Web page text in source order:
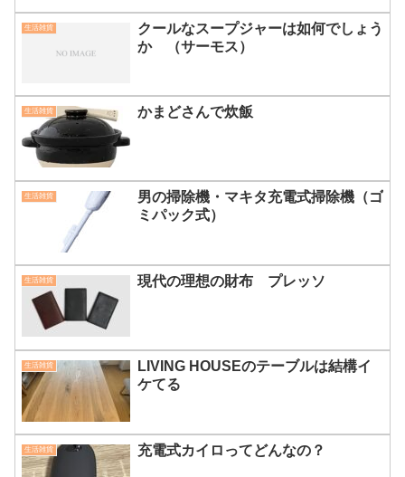
生活雑貨
クールなスープジャーは如何でしょう
か （サーモス）
生活雑貨 かまどさんで炊飯
生活雑貨
男の掃除機・マキタ充電式掃除機（ゴ
ミパック式）
生活雑貨 現代の理想の財布 プレッソ
生活雑貨
LIVING HOUSEのテーブルは結構イ
ケてる
生活雑貨 充電式カイロってどんなの？